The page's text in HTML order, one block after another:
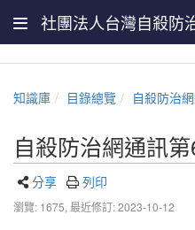
社團法人台灣自殺防
知識庫 目錄總覽 自殺防治
自殺防治網通訊
分享 列印
瀏覽: 1675, 最近修訂: 2023-10-12